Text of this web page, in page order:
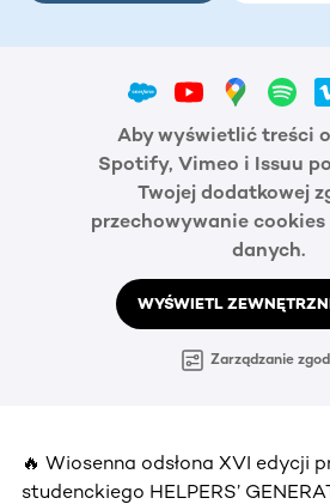
Aby wyświetlić treści
Spotify, Vimeo i Issuu
Twojej dodatkowej
przechowywanie
danych.
WYŚWIETL
Zarządzanie
🔥 Wiosenna odsłona XVI edycji
studenckiego HELPERS’